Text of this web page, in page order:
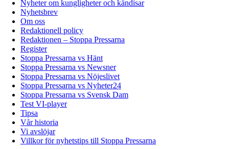
Nyheter om kungligheter och kändisar
Nyhetsbrev
Om oss
Redaktionell policy
Redaktionen – Stoppa Pressarna
Register
Stoppa Pressarna vs Hänt
Stoppa Pressarna vs Newsner
Stoppa Pressarna vs Nöjeslivet
Stoppa Pressarna vs Nyheter24
Stoppa Pressarna vs Svensk Dam
Test VI-player
Tipsa
Vår historia
Vi avslöjar
Villkor för nyhetstips till Stoppa Pressarna